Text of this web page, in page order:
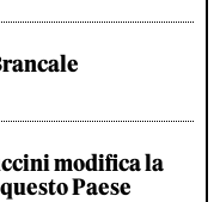
modifica la
Paese